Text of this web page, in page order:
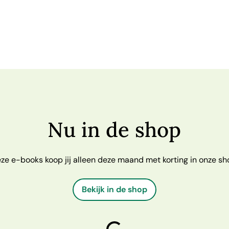
Nu in de shop
e-books koop jij alleen deze maand met korting in onze
Bekijk in de shop